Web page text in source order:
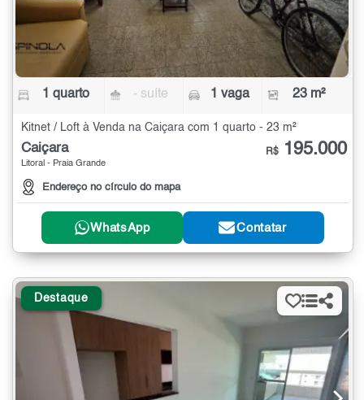
1 quarto - suíte 1 vaga 23 m²
Kitnet / Loft à Venda na Caiçara com 1 quarto - 23 m²
Caiçara
Litoral - Praia Grande
Endereço no círculo do mapa
R$ 195.000
WhatsApp Contatar
Destaque